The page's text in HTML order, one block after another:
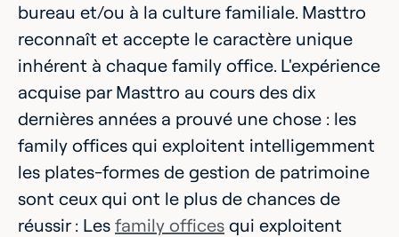
bureau et/ou à la culture familiale. Masttro
reconnaît et accepte le caractère unique
inhérent à chaque family office. L'expérience
acquise par Masttro au cours des dix
dernières années a prouvé une chose : les
family offices qui exploitent intelligemment
les plates-formes de gestion de patrimoine
sont ceux qui ont le plus de chances de
réussir : Les family offices qui exploitent